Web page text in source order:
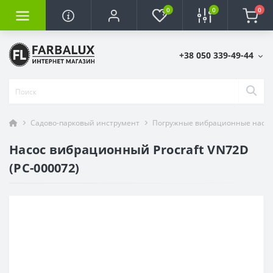
0 0 0
+38 050 339-49-44
Садово-парковый инструмент Погружные вибрационные
Насос вибрационный Procraft VN72D
(PC-000072)